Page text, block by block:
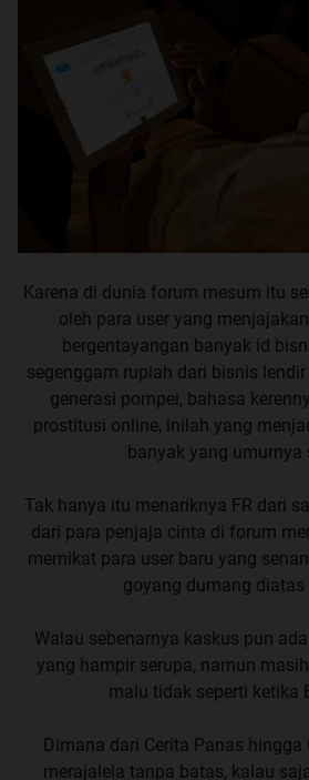
Karena di dunia forum mesum itu
oleh para user yang
bergentayangan banyak id
segenggam rupiah dari bisnis
generasi pompei, bahasa
prostitusi online, inilah yang
banyak yang umurnya
Tak hanya itu menariknya FR dari
dari para penjaja cinta di forum
memikat para user baru yang
goyang dumang diatas
Walau sebenarnya kaskus pun
yang hampir serupa, namun
malu tidak seperti ketika
Dimana dari Cerita Panas hingga
merajalela tanpa batas, kalau